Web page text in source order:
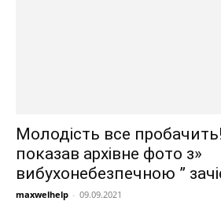
Молодість все
показав архівне фото з»
вибухонебезпечною ”
maxwelhelp - 09.09.2021